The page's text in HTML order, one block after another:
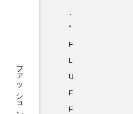
“
F
L
U
F
F